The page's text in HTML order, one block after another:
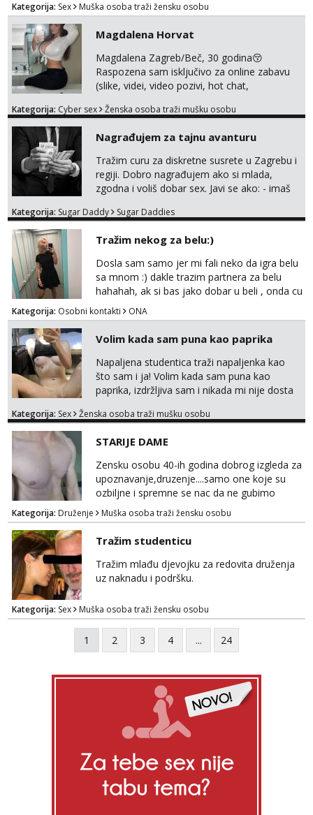
Kategorija: Sex Muška osoba traži žensku osobu
Magdalena Horvat
Magdalena Zagreb/Beč, 30 godina😚
Raspozena sam isključivo za online zabavu
(slike, videi, video pozivi, hot chat,
oglasu su MOJE❗ Instagram:
TELEGRAM: @MagdalenaMagy 👈
(ODGOVARAM JAKO BRZO TU I TU PISITE
AKO STE ZA ZABAVU)🔥 Moguće
verifkovanje prije zabave✅ JAVI MI SE I
ISPUNI SVOJE NAJVECE FANTAZIJE😈 CEKA...
Kategorija: Cyber sex Ženska osoba traži mušku osobu
Nagrađujem za tajnu avanturu
Tražim curu za diskretne susrete u Zagrebu i
regiji. Dobro nagrađujem ako si mlada,
zgodna i voliš dobar sex. Javi se ako: - imaš
kosu - se dobro ljubiš - si fleksibilna s
dostupna radnim danom (vikendi i noći su za
obitelj) - vodiš brigu o zdravlju i koristiš
zaštitu Ne javljajte se: - debele - frajeri i
paro...
Kategorija: Sugar Daddy Sugar Daddies
Tražim nekog za belu:)
Dosla sam samo jer mi fali neko da igra belu
sa mnom :) dakle trazim partnera za belu
hahahah, ak si bas jako dobar u beli , onda cu
razmislit za dalje Klikni na link ispod i nadji me
tamo, cekam te!
Kategorija: Osobni kontakti ONA
Volim kada sam puna kao paprika
Napaljena studentica traži napaljenka kao
što sam i ja! Volim kada sam puna kao
paprika, izdržljiva sam i nikada mi nije dosta
bilo kad i bilo gdje zato se javi što prije da
tamo, cekam te!
Kategorija: Sex Ženska osoba traži mušku osobu
STARIJE DAME
Zensku osobu 40-ih godina dobrog izgleda za
upoznavanje,druzenje....samo one koje su
ozbiljne i spremne se nac da ne gubimo
vrijeme!
Kategorija: Druženje Muška osoba traži žensku osobu
Tražim studenticu
Tražim mlađu djevojku za redovita druženja
uz naknadu i podršku.
Kategorija: Sex Muška osoba traži žensku osobu
1 2 3 4 ... 24